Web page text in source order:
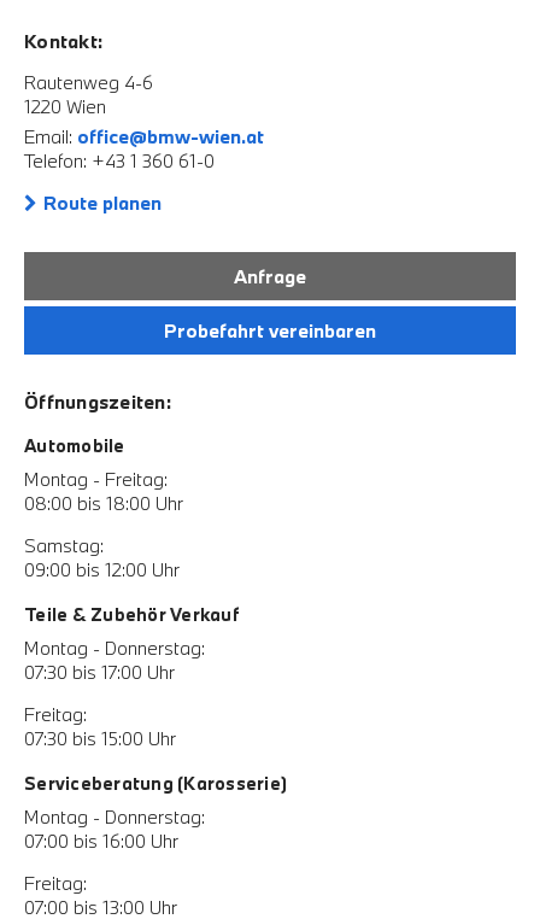
Kontakt:
Rautenweg 4-6
1220 Wien
Email: office@bmw-wien.at
Telefon: +43 1 360 61-0
Route planen
Anfrage
Probefahrt vereinbaren
Öffnungszeiten:
Automobile
Montag - Freitag:
08:00 bis 18:00 Uhr
Samstag:
09:00 bis 12:00 Uhr
Teile & Zubehör Verkauf
Montag - Donnerstag:
07:30 bis 17:00 Uhr
Freitag:
07:30 bis 15:00 Uhr
Serviceberatung (Karosserie)
Montag - Donnerstag:
07:00 bis 16:00 Uhr
Freitag:
07:00 bis 13:00 Uhr